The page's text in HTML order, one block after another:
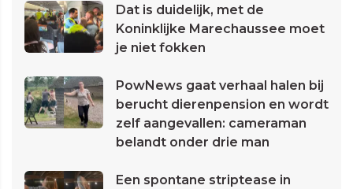
Dat is duidelijk, met de
Koninklijke Marechaussee moet
je niet fokken
PowNews gaat verhaal halen bij
berucht dierenpension en wordt
zelf aangevallen: cameraman
belandt onder drie man
Een spontane striptease in